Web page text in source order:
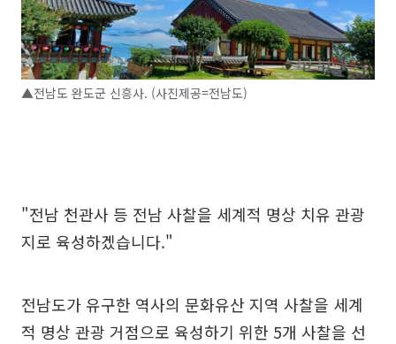
▲전남도 완도군 신흥사. (사진제공=전남도)
"전남 천관사 등 전남 사찰을 세계적 명상 치유 관광
지로 육성하겠습니다."
전남도가 유구한 역사의 문화유산 지역 사찰을 세계
적 명상 관광 거점으로 육성하기 위한 5개 사찰을 선